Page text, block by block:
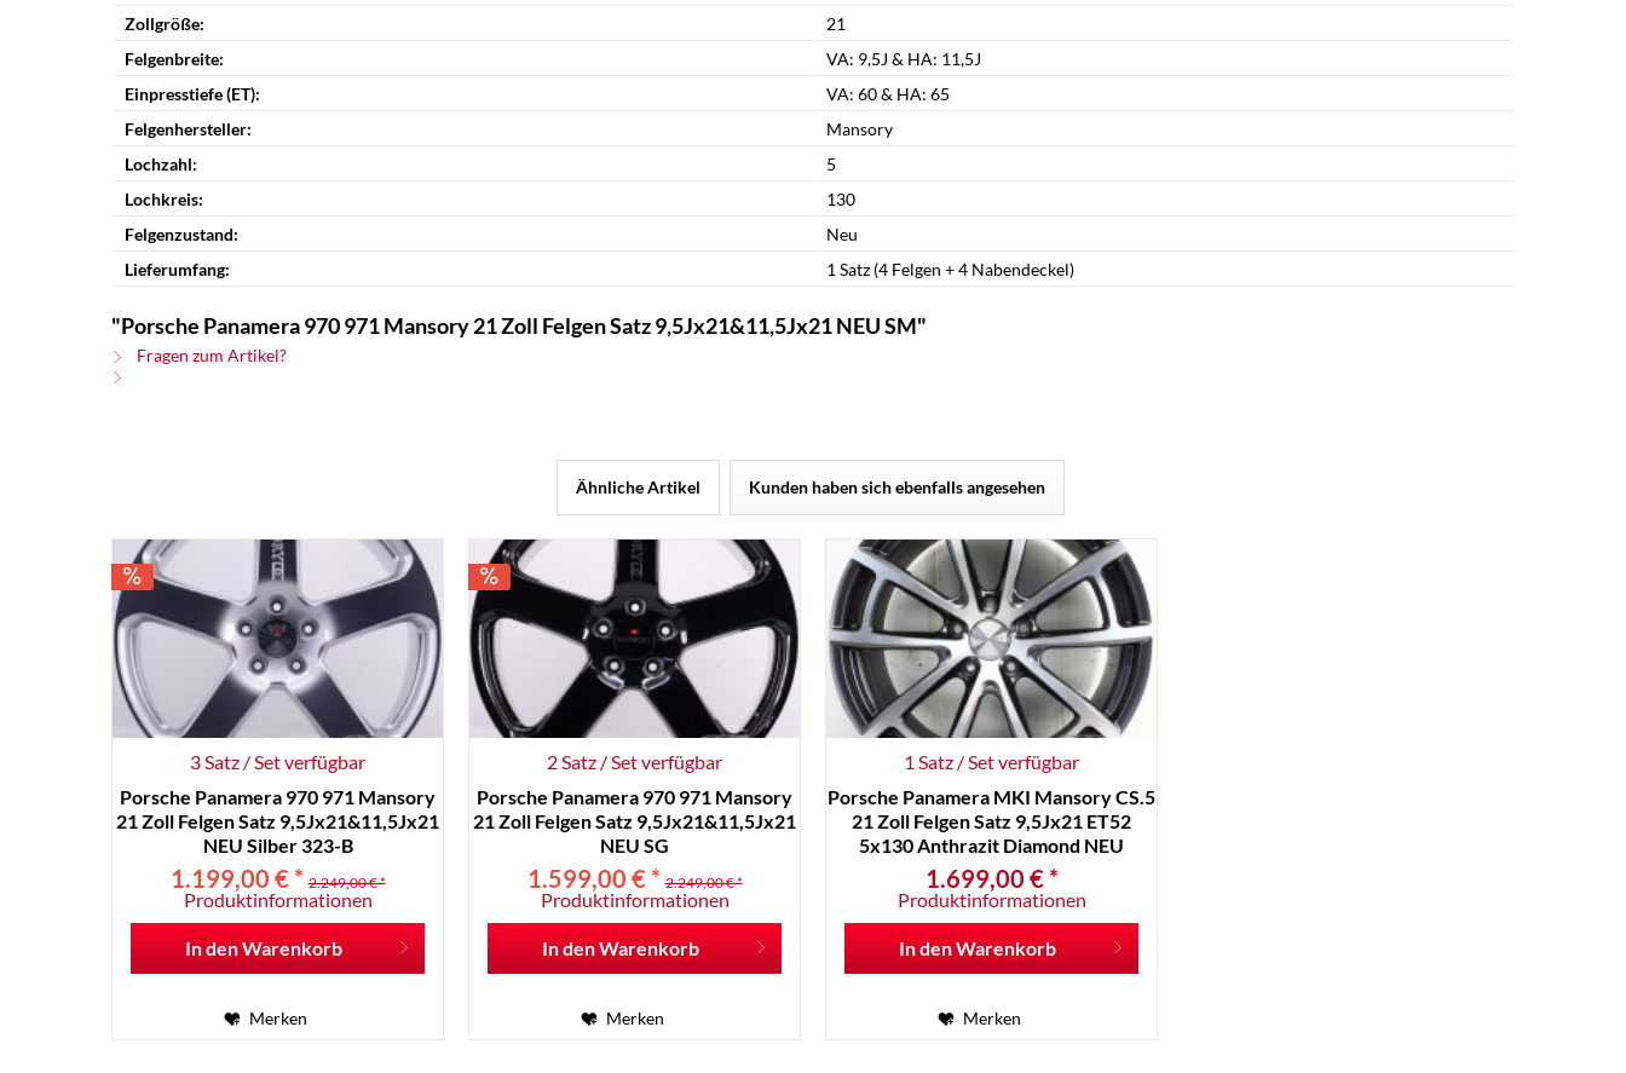
Zollgröße:
21
Felgenbreite:
VA: 9,5J & HA: 11,5J
Einpresstiefe (ET):
VA: 60 & HA: 65
Felgenhersteller:
Mansory
Lochzahl:
5
Lochkreis:
130
Felgenzustand:
Neu
Lieferumfang:
1 Satz (4 Felgen + 4 Nabendeckel)
"Porsche Panamera 970 971 Mansory 21 Zoll Felgen Satz 9,5Jx21&11,5Jx21 NEU SM"
Fragen zum Artikel?
Ähnliche Artikel Kunden haben sich ebenfalls angesehen
3 Satz / Set verfügbar
Porsche Panamera 970 971 Mansory
21 Zoll Felgen Satz 9,5Jx21&11,5Jx21
NEU Silber 323-B
1.199,00 € * 2.249,00 € *
Produktinformationen
In denWarenkorb
Merken
2 Satz / Set verfügbar
Porsche Panamera 970 971 Mansory
21 Zoll Felgen Satz 9,5Jx21&11,5Jx21
NEU SG
1.599,00 € * 2.249,00 € *
Produktinformationen
In denWarenkorb
Merken
1 Satz / Set verfügbar
Porsche Panamera MKI Mansory CS.5
21 Zoll Felgen Satz 9,5Jx21 ET52
5x130 Anthrazit Diamond NEU
1.699,00 € *
Produktinformationen
In denWarenkorb
Merken